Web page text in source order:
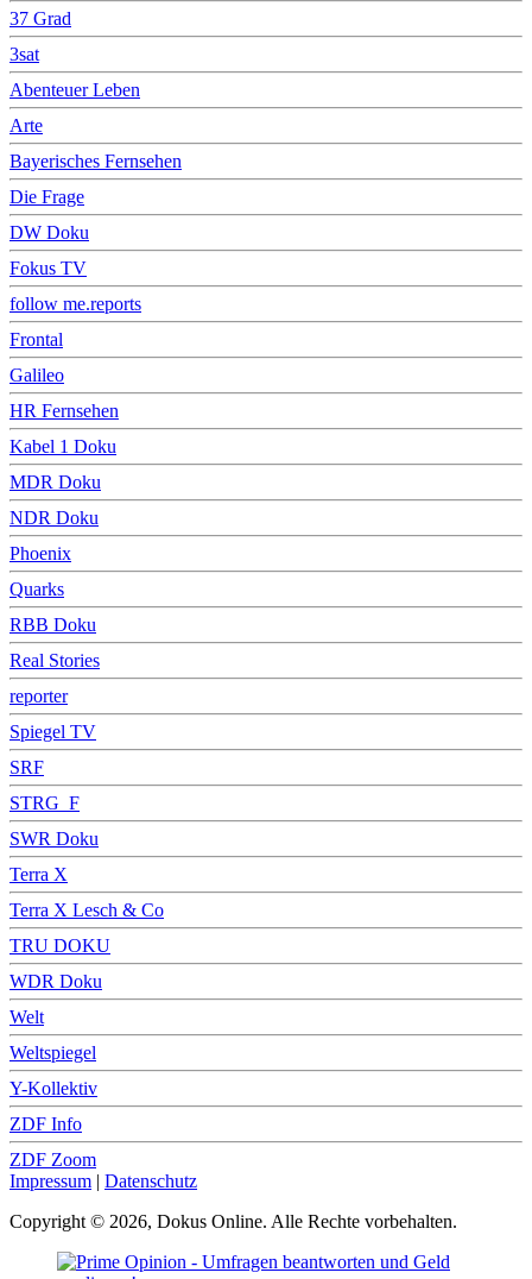
37 Grad
3sat
Abenteuer Leben
Arte
Bayerisches Fernsehen
Die Frage
DW Doku
Fokus TV
follow me.reports
Frontal
Galileo
HR Fernsehen
Kabel 1 Doku
MDR Doku
NDR Doku
Phoenix
Quarks
RBB Doku
Real Stories
reporter
Spiegel TV
SRF
STRG_F
SWR Doku
Terra X
Terra X Lesch & Co
TRU DOKU
WDR Doku
Welt
Weltspiegel
Y-Kollektiv
ZDF Info
ZDF Zoom
Impressum | Datenschutz
Copyright © 2026, Dokus Online. Alle Rechte vorbehalten.